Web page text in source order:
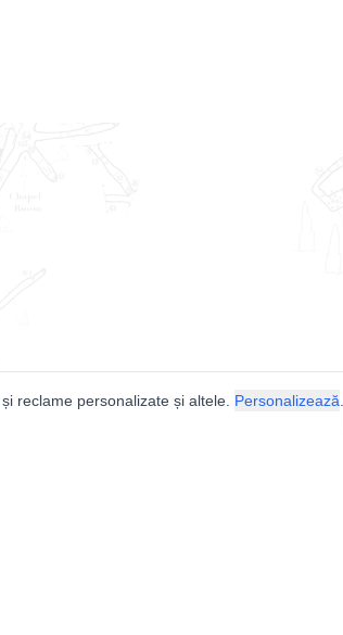
reclame personalizate și altele. Personalizează